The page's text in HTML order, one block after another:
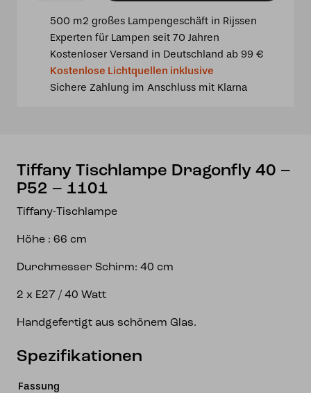
Dragonfly
500 m2 großes Lampengeschäft in Rijssen
Experten für Lampen seit 70 Jahren
Kostenloser Versand in Deutschland ab 99 €
Kostenlose Lichtquellen inklusive
Sichere Zahlung im Anschluss mit Klarna
Tiffany Tischlampe Dragonfly 40 –
P52 – 1101
Tiffany-Tischlampe
Höhe : 66 cm
Durchmesser Schirm: 40 cm
2 x E27 / 40 Watt
Handgefertigt aus schönem Glas.
Spezifikationen
Fassung